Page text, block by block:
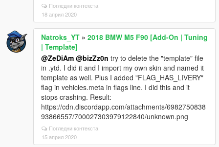
Погледни контекста
18 април 2020
Natroks_YT » 2018 BMW M5 F90 [Add-On | Tuning
| Template]
@ZeDiAm @bizZz0n try to delete the "template" file
in .ytd. I did it and I import my own skin and named it
template as well. Plus I added "FLAG_HAS_LIVERY"
flag in vehicles.meta in flags line. I did this and it
stops crashing. Result:
https://cdn.discordapp.com/attachments/6982750838
93866557/700027303979122840/unknown.png
Погледни контекста
15 април 2020